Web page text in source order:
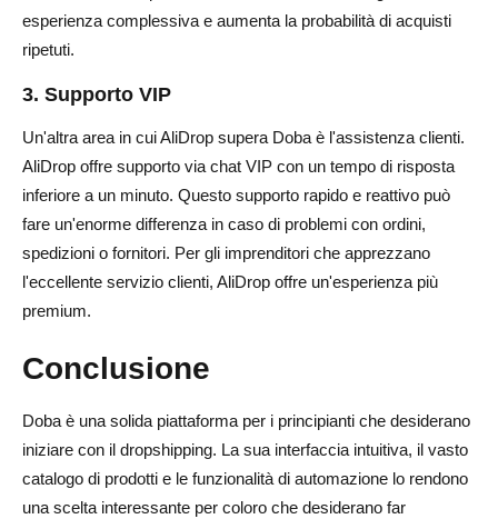
esperienza complessiva e aumenta la probabilità di acquisti
ripetuti.
3. Supporto VIP
Un'altra area in cui AliDrop supera Doba è l'assistenza clienti.
AliDrop offre supporto via chat VIP con un tempo di risposta
inferiore a un minuto. Questo supporto rapido e reattivo può
fare un'enorme differenza in caso di problemi con ordini,
spedizioni o fornitori. Per gli imprenditori che apprezzano
l'eccellente servizio clienti, AliDrop offre un'esperienza più
premium.
Conclusione
Doba è una solida piattaforma per i principianti che desiderano
iniziare con il dropshipping. La sua interfaccia intuitiva, il vasto
catalogo di prodotti e le funzionalità di automazione lo rendono
una scelta interessante per coloro che desiderano far